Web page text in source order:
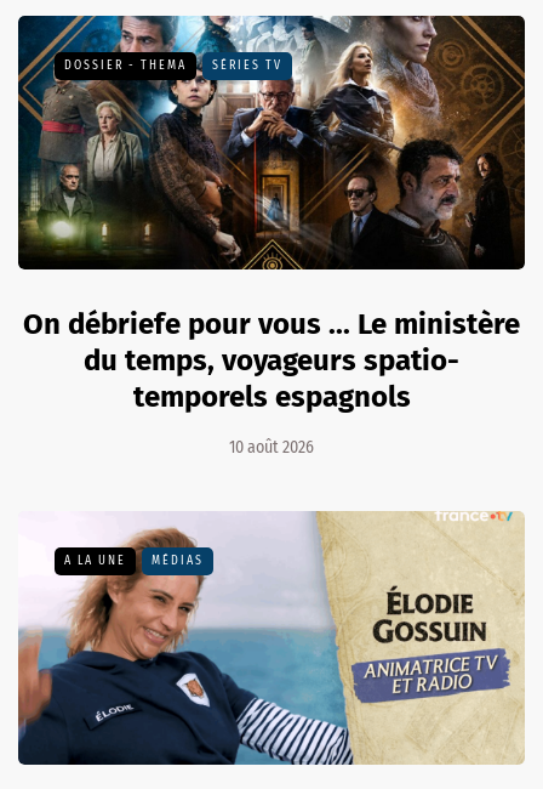
DOSSIER - THEMA SÉRIES TV
On débriefe pour vous ... Le ministère
du temps, voyageurs spatio-
temporels espagnols
10 août 2026
A LA UNE MÉDIAS